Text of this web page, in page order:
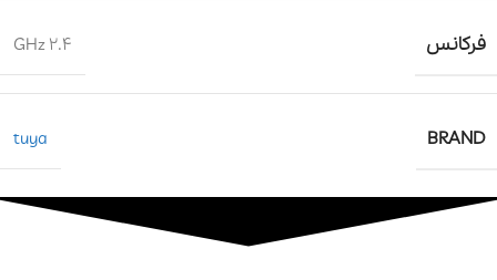
فرکانس 2.4 GHz
BRAND
tuya